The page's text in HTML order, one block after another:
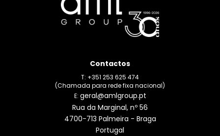
Contactos
T: +351 253 625 474
(Chamada para rede fixa nacional)
E: geral@amlgroup.pt
Rua da Marginal, nº 56
4700-713 Palmeira - Braga
Portugal